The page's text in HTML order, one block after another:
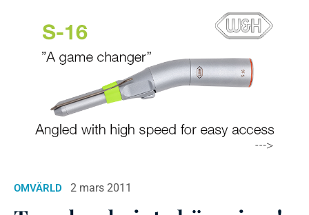
OMVÄRLD 2 mars 2011